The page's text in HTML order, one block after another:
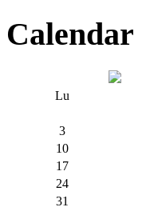
Calendar
Lu
3
10
17
24
31